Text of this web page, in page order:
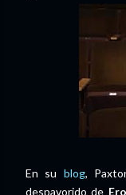
En su blog,
despavorido de